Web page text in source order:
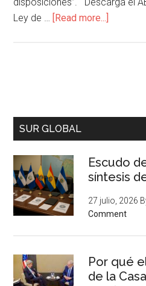
Ley de … [Read more...]
SUR GLOBAL
Escudo
síntesis
27 julio, 2026
Comment
Por qué
de la